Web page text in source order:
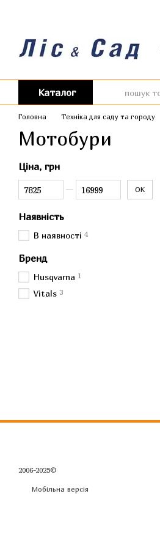
Каталог
Головна Техніка для саду та городу
Мотобури
Ціна, грн
ОК
Наявність
В наявності 4
Бренд
Husqvarna 1
Vitals 3
2006-2025©
Мобільна версія